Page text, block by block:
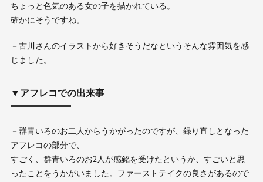
ちょっと色気のある女の子を描かれている。
確かにそうですね。
－古川さんのイラストから好きそうだなというそんな雰囲気を感
じました。
▼アフレコでの出来事
－群青いろのお二人からうかがったのですが、録り直しとなった
アフレコの部分で、
すごく、群青いろのお2人が感銘を受けたというか、すごいと思
ったことをうかがいました。ファーストテイクの良さがあるので